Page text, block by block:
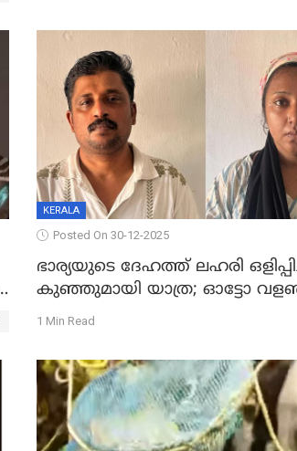
KERALA
Posted On 30-12-2025
ഭാര്യയുടെ ദേഹത്ത് ലഹരി
കുഞ്ഞുമായി യാത്ര; ഓട്ടോ
ദമ്പതികളെ പിടികൂടി പൊലീസ്
1 Min Read